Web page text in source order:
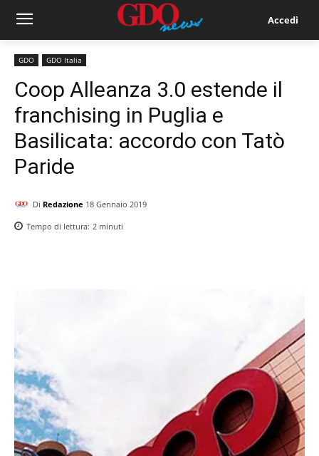
Accedi
GDO GDO Italia
Coop Alleanza 3.0 estende il
franchising in Puglia e
Basilicata: accordo con Tatò
Paride
Di Redazione 18 Gennaio 2019
Tempo di lettura: 2 minuti